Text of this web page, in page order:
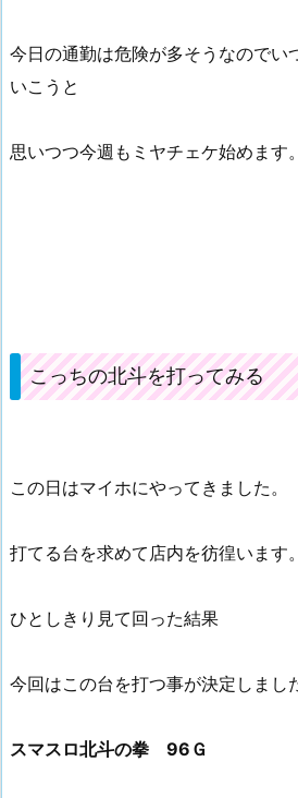
今日の通勤は危険が多そうなのでい
いこうと
思いつつ今週もミヤチェケ始めます。
こっちの北斗を打ってみる
この日はマイホにやってきました。
打てる台を求めて店内を彷徨います。
ひとしきり見て回った結果
今回はこの台を打つ事が決定しまし
スマスロ北斗の拳 96Ｇ